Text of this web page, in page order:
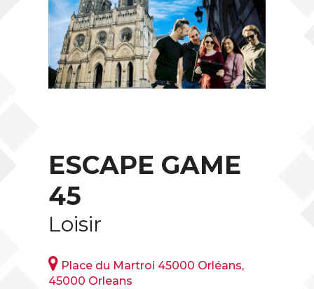
ESCAPE GAME
45
Loisir
Place du Martroi 45000 Orléans,
45000 Orleans